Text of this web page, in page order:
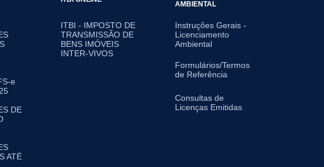
e
DE
ATÉ
ITBI - IMPOSTO DE
TRANSMISSÃO DE
BENS IMÓVEIS
INTER-VIVOS
AMBIENTAL
Instruções Gerais -
Licenciamento
Ambiental
Formulários/Termos
de Referência
Consultas de
Licenças Emitidas